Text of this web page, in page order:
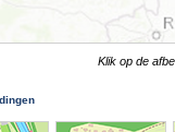
Klik op de